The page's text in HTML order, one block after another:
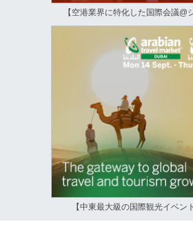
【空港業界に特化した国際会議@
【中東最大級の国際観光イベン